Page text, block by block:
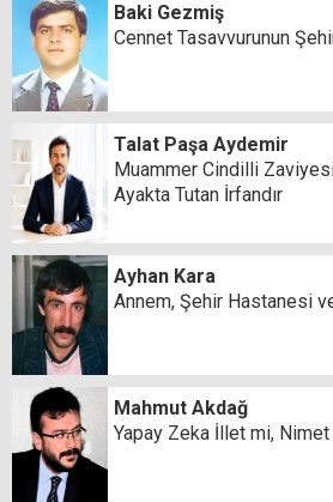
Baki Gezmiş
Cennet Tasavvurunun
Talat Paşa Aydemir
Muammer Cindilli
Ayakta Tutan İrfandır
Ayhan Kara
Annem, Şehir Hastanesi
Mahmut Akdağ
Yapay Zeka İllet mi, Nimet